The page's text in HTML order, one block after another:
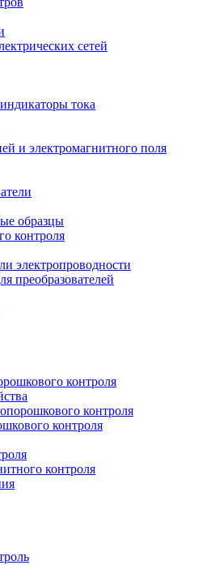
сетей
тока
и электромагнитного поля
образцы
контроля
электропроводности
преобразователей
контроля
контроля
контроля
контроля